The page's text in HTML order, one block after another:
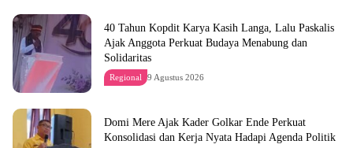
40 Tahun Kopdit Karya Kasih Langa, Lalu Paskalis
Ajak Anggota Perkuat Budaya Menabung dan
Solidaritas
Regional 9 Agustus 2026
Domi Mere Ajak Kader Golkar Ende Perkuat
Konsolidasi dan Kerja Nyata Hadapi Agenda Politik